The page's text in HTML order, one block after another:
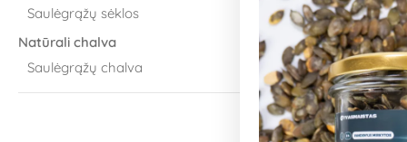
Saulėgrąžų sėklos
Natūrali chalva
Saulėgrąžų chalva